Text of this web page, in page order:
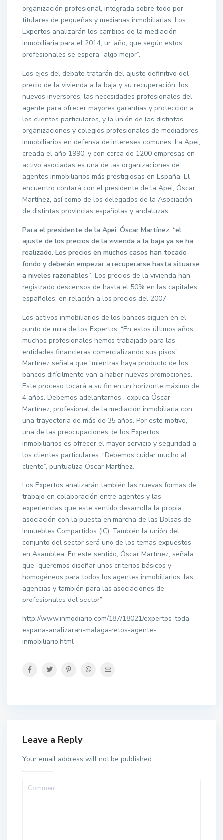
organización profesional, integrada sobre todo por
titulares de pequeñas y medianas inmobiliarias. Los
Expertos analizarán los cambios de la mediación
inmobiliaria para el 2014, un año, que según estos
profesionales se espera “algo mejor”.
Los ejes del debate tratarán del ajuste definitivo del
precio de la vivienda a la baja y su recuperación, los
nuevos inversores, las necesidades profesionales del
agente para ofrecer mayores garantías y protección a
los clientes particulares, y la unión de las distintas
organizaciones y colegios profesionales de mediadores
inmobiliarios en defensa de intereses comunes. La Apei,
creada el año 1990, y con cerca de 1200 empresas en
activo asociadas es una de las organizaciones de
agentes inmobiliarios más prestigiosas en España. El
encuentro contará con el presidente de la Apei, Óscar
Martínez, así como de los delegados de la Asociación
de distintas provincias españolas y andaluzas.
Para el presidente de la Apei, Óscar Martínez, “el
ajuste de los precios de la vivienda a la baja ya se ha
realizado. Los precios en muchos casos han tocado
fondo y deberán empezar a recuperarse hasta situarse
a niveles razonables”. Los precios de la vivienda han
registrado descensos de hasta el 50% en las capitales
españoles, en relación a los precios del 2007
Los activos inmobiliarios de los bancos siguen en el
punto de mira de los Expertos. “En estos últimos años
muchos profesionales hemos trabajado para las
entidades financieras comercializando sus pisos”.
Martínez señala que “mientras haya producto de los
bancos difícilmente van a haber nuevas promociones.
Este proceso tocará a su fin en un horizonte máximo de
4 años. Debemos adelantarnos”, explica Óscar
Martínez, profesional de la mediación inmobiliaria con
una trayectoria de más de 35 años. Por este motivo,
una de las preocupaciones de los Expertos
Inmobiliarios es ofrecer el mayor servicio y seguridad a
los clientes particulares. “Debemos cuidar mucho al
cliente”, puntualiza Óscar Martínez.
Los Expertos analizarán también las nuevas formas de
trabajo en colaboración entre agentes y las
experiencias que este sentido desarrolla la propia
asociación con la puesta en marcha de las Bolsas de
Inmuebles Compartidos (IC). También la unión del
conjunto del sector será uno de los temas expuestos
en Asamblea. En este sentido, Óscar Martínez, señala
que “queremos diseñar unos criterios básicos y
homogéneos para todos los agentes inmobiliarios, las
agencias y también para las asociaciones de
profesionales del sector”
http://www.inmodiario.com/187/18021/expertos-toda-
espana-analizaran-malaga-retos-agente-
inmobiliario.html
Leave a Reply
Your email address will not be published.